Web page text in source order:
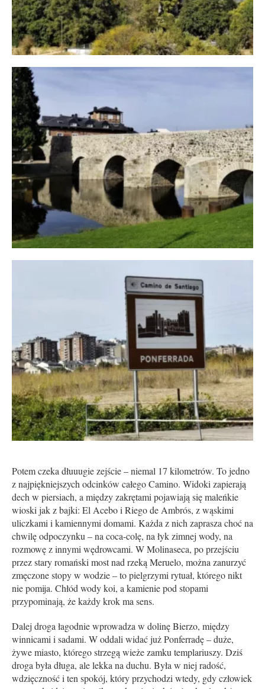
Potem czeka dłuuugie zejście – niemal 17 kilometrów. To jedno
z najpiękniejszych odcinków całego Camino. Widoki zapierają
dech w piersiach, a między zakrętami pojawiają się maleńkie
wioski jak z bajki: El Acebo i Riego de Ambrós, z wąskimi
uliczkami i kamiennymi domami. Każda z nich zaprasza choć na
chwilę odpoczynku – na coca-colę, na łyk zimnej wody, na
rozmowę z innymi wędrowcami. W Molinaseca, po przejściu
przez stary romański most nad rzeką Meruelo, można zanurzyć
zmęczone stopy w wodzie – to pielgrzymi rytuał, którego nikt
nie pomija. Chłód wody koi, a kamienie pod stopami
przypominają, że każdy krok ma sens.
Dalej droga łagodnie wprowadza w dolinę Bierzo, między
winnicami i sadami. W oddali widać już Ponferradę – duże,
żywe miasto, którego strzegą wieże zamku templariuszy. Dziś
droga była długa, ale lekka na duchu. Była w niej radość,
wdzięczność i ten spokój, który przychodzi wtedy, gdy człowiek